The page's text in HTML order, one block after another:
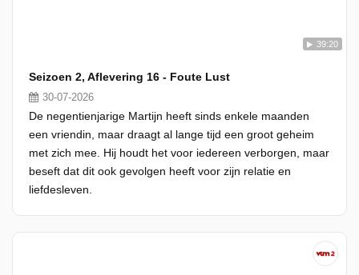
39:20
Seizoen 2, Aflevering 16 - Foute Lust
30-07-2026
De negentienjarige Martijn heeft sinds enkele maanden
een vriendin, maar draagt al lange tijd een groot geheim
met zich mee. Hij houdt het voor iedereen verborgen, maar
beseft dat dit ook gevolgen heeft voor zijn relatie en
liefdesleven.